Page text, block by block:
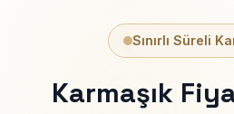
Sınırlı Süreli
Karmaşık